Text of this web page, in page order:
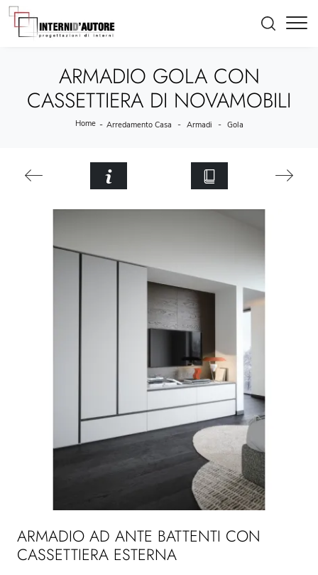
ARMADIO GOLA CON
CASSETTIERA DI NOVAMOBILI
Home - Arredamento Casa - Armadi - Gola
ARMADIO AD ANTE BATTENTI CON
CASSETTIERA ESTERNA